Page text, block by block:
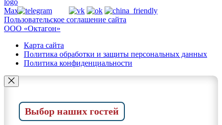
Пользовательское соглашение сайта
ООО «Октагон»
Карта сайта
Политика обработки и защиты персональных данных
Политика конфиденциальности
Выбор наших гостей